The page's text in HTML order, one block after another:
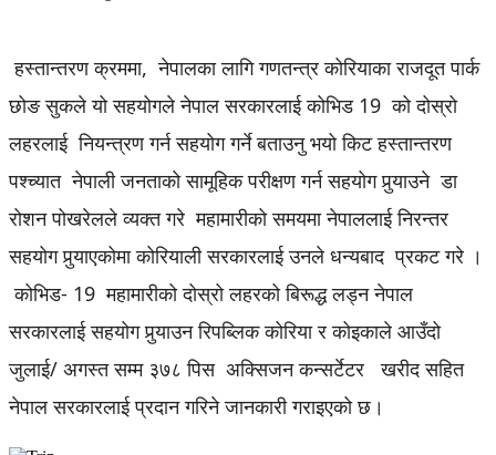
हस्तान्तरण क्रममा, नेपालका लागि गणतन्त्र कोरियाका राजदूत पार्क
छोङ सुकले यो सहयोगले नेपाल सरकारलाई कोभिड 19 को दोस्रो
लहरलाई नियन्त्रण गर्न सहयोग गर्ने बताउनु भयो किट हस्तान्तरण
पश्च्यात नेपाली जनताको सामूहिक परीक्षण गर्न सहयोग पुर्‍याउने डा
रोशन पोखरेलले व्यक्त गरे महामारीको समयमा नेपाललाई निरन्तर
सहयोग पुर्‍याएकोमा कोरियाली सरकारलाई उनले धन्यबाद प्रकट गरे ।
कोभिड- 19 महामारीको दोस्रो लहरको बिरूद्ध लड्न नेपाल
सरकारलाई सहयोग पुर्‍याउन रिपब्लिक कोरिया र कोइकाले आउँदो
जुलाई/ अगस्त सम्म ३७८ पिस अक्सिजन कन्सर्टेटर खरीद सहित
नेपाल सरकारलाई प्रदान गरिने जानकारी गराइएको छ।